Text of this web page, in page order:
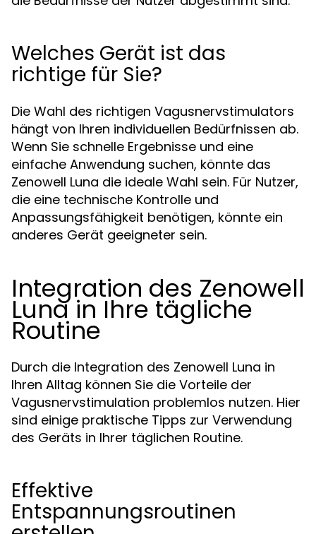
Welches Gerät ist das
richtige für Sie?
Die Wahl des richtigen Vagusnervstimulators
hängt von Ihren individuellen Bedürfnissen ab.
Wenn Sie schnelle Ergebnisse und eine
einfache Anwendung suchen, könnte das
Zenowell Luna die ideale Wahl sein. Für Nutzer,
die eine technische Kontrolle und
Anpassungsfähigkeit benötigen, könnte ein
anderes Gerät geeigneter sein.
Integration des Zenowell
Luna in Ihre tägliche
Routine
Durch die Integration des Zenowell Luna in
Ihren Alltag können Sie die Vorteile der
Vagusnervstimulation problemlos nutzen. Hier
sind einige praktische Tipps zur Verwendung
des Geräts in Ihrer täglichen Routine.
Effektive
Entspannungsroutinen